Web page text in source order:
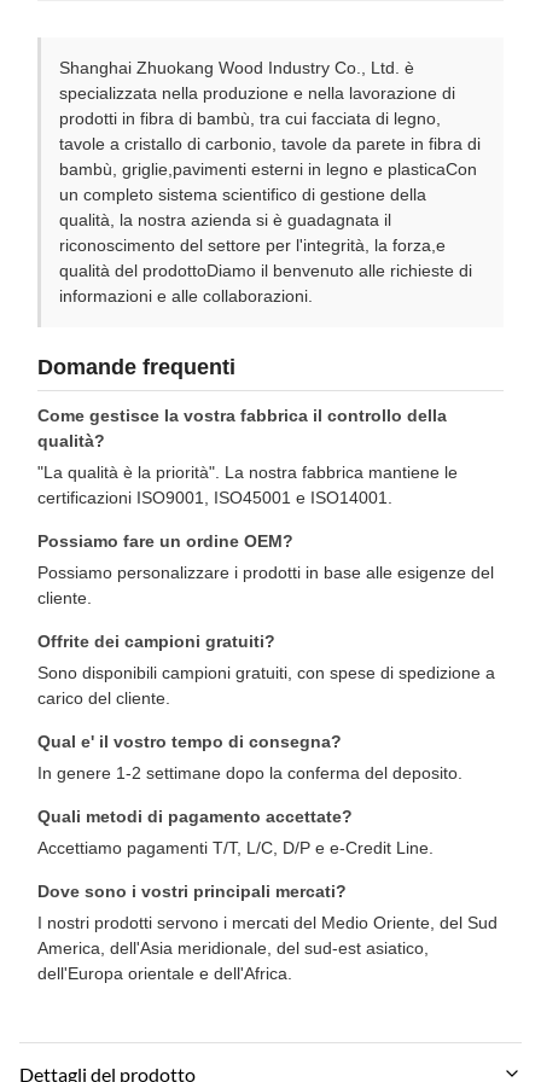
Shanghai Zhuokang Wood Industry Co., Ltd. è
specializzata nella produzione e nella lavorazione di
prodotti in fibra di bambù, tra cui facciata di legno,
tavole a cristallo di carbonio, tavole da parete in fibra di
bambù, griglie,pavimenti esterni in legno e plasticaCon
un completo sistema scientifico di gestione della
qualità, la nostra azienda si è guadagnata il
riconoscimento del settore per l'integrità, la forza,e
qualità del prodottoDiamo il benvenuto alle richieste di
informazioni e alle collaborazioni.
Domande frequenti
Come gestisce la vostra fabbrica il controllo della
qualità?
"La qualità è la priorità". La nostra fabbrica mantiene le
certificazioni ISO9001, ISO45001 e ISO14001.
Possiamo fare un ordine OEM?
Possiamo personalizzare i prodotti in base alle esigenze del
cliente.
Offrite dei campioni gratuiti?
Sono disponibili campioni gratuiti, con spese di spedizione a
carico del cliente.
Qual e' il vostro tempo di consegna?
In genere 1-2 settimane dopo la conferma del deposito.
Quali metodi di pagamento accettate?
Accettiamo pagamenti T/T, L/C, D/P e e-Credit Line.
Dove sono i vostri principali mercati?
I nostri prodotti servono i mercati del Medio Oriente, del Sud
America, dell'Asia meridionale, del sud-est asiatico,
dell'Europa orientale e dell'Africa.
Dettagli del prodotto